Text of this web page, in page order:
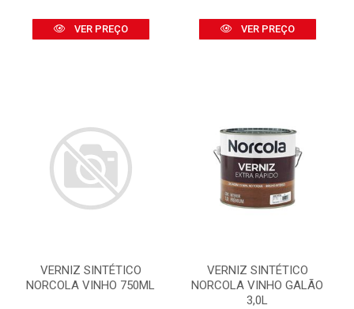
VER PREÇO VER PREÇO
VERNIZ SINTÉTICO
NORCOLA VINHO 750ML
VERNIZ SINTÉTICO
NORCOLA VINHO GALÃO
3,0L